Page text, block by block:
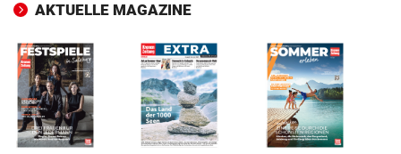
AKTUELLE MAGAZINE